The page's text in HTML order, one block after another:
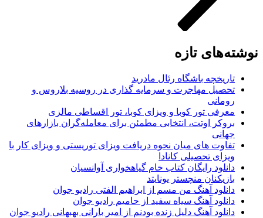
نوشته‌های تازه
تاریخچه باشگاه رئال مادرید
تحصیل مهاجرت و سرمایه گذاری در روسیه بلاروس و
رومانی
معرفی تور کوبا و ویزای کوبا، تور اقساطی مالزی
بروکر اوتت، انتخابی مطمئن برای معامله‌گران بازارهای
جهانی
تفاوت های میان نحوه دریافت ویزای توریستی و ویزای کار با
ویزای تحصیلی کانادا
دانلود رایگان کتاب خام گیاهخواری آوانسیان
بازیکنان منچستر یونایتد
دانلود آهنگ من مسم از ابراهیم الفتی رادیو جوان
دانلود آهنگ سیاه سفید از حامیم رادیو جوان
دانلود آهنگ دلیل زنده بودنم از امیر بارانی بهبهانی رادیو جوان